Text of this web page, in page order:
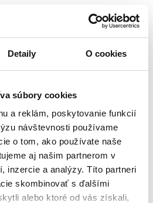
Detaily O cookies
súbory cookies
a reklám, poskytovanie funkcií
návštevnosti používame
o tom, ako používate naše
aj našim partnerom v
inzercie a analýzy. Títo partneri
skombinovať s ďalšími
alebo ktoré od vás získali,